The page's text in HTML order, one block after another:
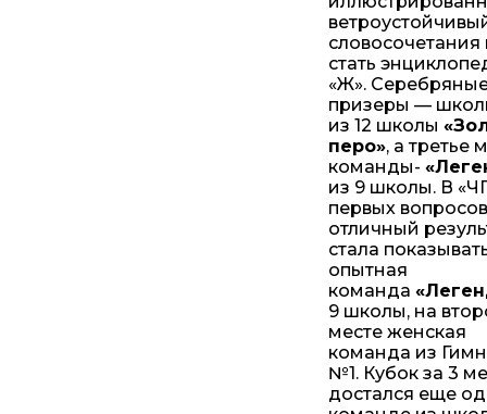
словосочетания
стать
«Ж».
призеры —
из 12 школы
перо», а третье
команды-
из 9 школы. В
первых вопросов
отличный
стала
опытная
команда
9 школы, на
месте женская
команда из
№1. Кубок за 3
достался еще